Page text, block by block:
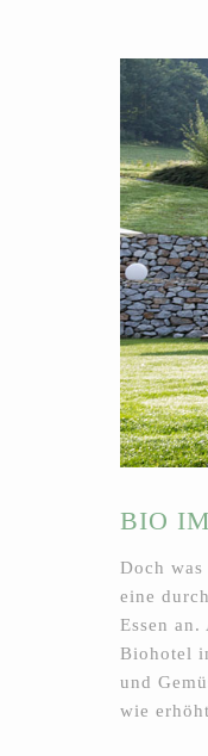
BIO
Doch
eine
Essen
Biohotel
und
wie